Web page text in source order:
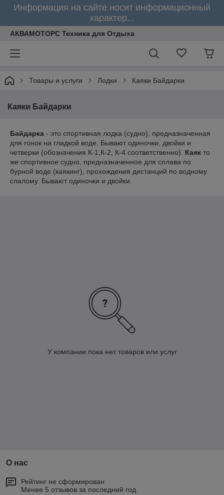
Информация на сайте носит информационный
характер...
АКВАМОТОРС Техника для Отдыха
Товары и услуги Лодки Каяки Байдарки
Каяки Байдарки
Байдарка - это спортивная лодка (судно), предназначенная
для гонок на гладкой воде. Бывают одиночки, двойки и
четверки (обозначения К-1,К-2, К-4 соответственно). Каяк то
же спортивное судно, предназначенное для сплава по
бурной воде (каякинг), прохождения дистанций по водному
слалому. Бывают одиночки и двойки.
У компании пока нет товаров или услуг
О нас
Рейтинг не сформирован
Менее 5 отзывов за последний год